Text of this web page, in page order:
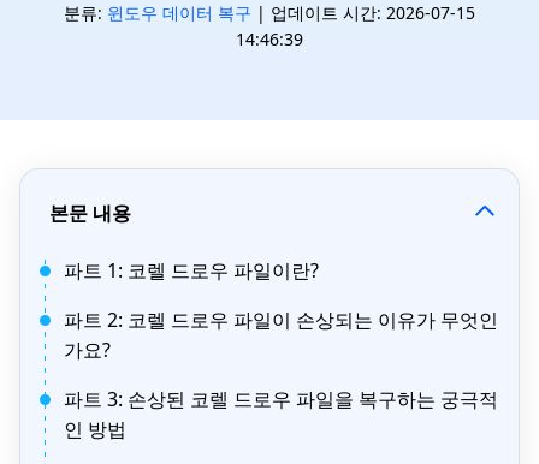
분류: 윈도우 데이터 복구 | 업데이트 시간: 2026-07-15
14:46:39
본문 내용
파트 1: 코렐 드로우 파일이란?
파트 2: 코렐 드로우 파일이 손상되는 이유가 무엇인
가요?
파트 3: 손상된 코렐 드로우 파일을 복구하는 궁극적
인 방법